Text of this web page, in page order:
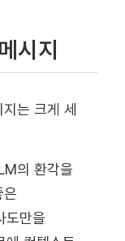
시지
는 크게 세
의 환각을
은
도만을